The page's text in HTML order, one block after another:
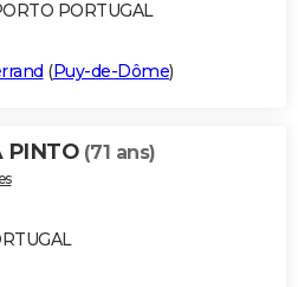
PORTUGAL
(Puy-de-Dôme)
PINTO (71 ans)